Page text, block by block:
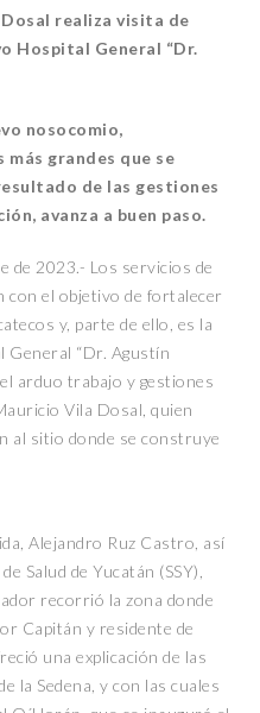
realiza visita de
Hospital General “Dr.
nosocomio,
grandes que se
de las gestiones
avanza a buen paso.
de 2023.- Los servicios de
con el objetivo de fortalecer
y, parte de ello, es la
General “Dr. Agustín
arduo trabajo y gestiones
Vila Dosal, quien
al sitio donde se construye
Alejandro Ruz Castro, así
Salud de Yucatán (SSY),
recorrió la zona donde
Capitán y residente de
una explicación de las
la Sedena, y con las cuales